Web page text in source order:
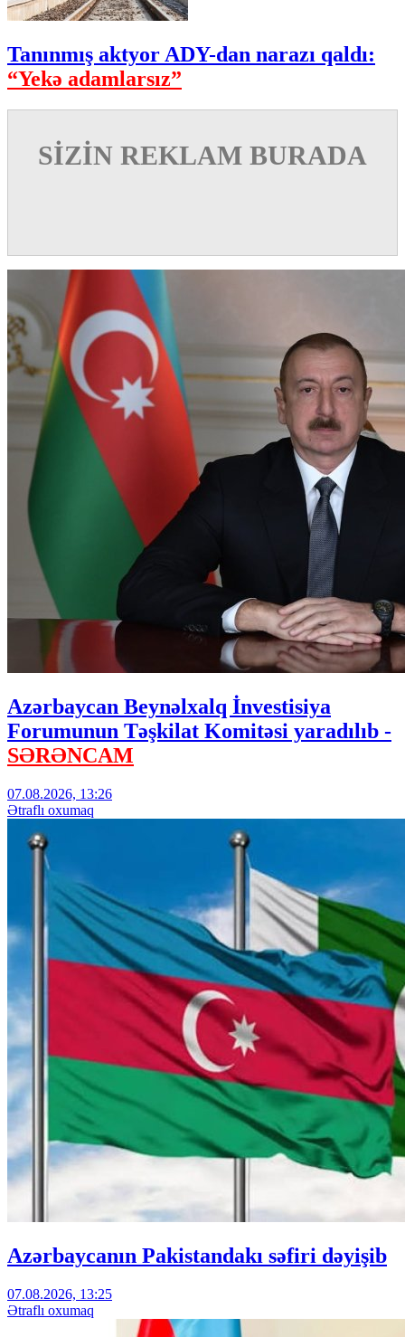
Tanınmış aktyor ADY-dan narazı qaldı:
“Yekə adamlarsız”
SİZİN REKLAM BURADA
Azərbaycan Beynəlxalq İnvestisiya
Forumunun Təşkilat Komitəsi yaradılıb -
SƏRƏNCAM
07.08.2026, 13:26
Ətraflı oxumaq
Azərbaycanın Pakistandakı səfiri dəyişib
07.08.2026, 13:25
Ətraflı oxumaq